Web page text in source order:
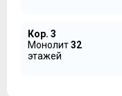
Кор. 3
Монолит32
этажей